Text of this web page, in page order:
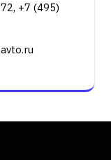
+7 (495)